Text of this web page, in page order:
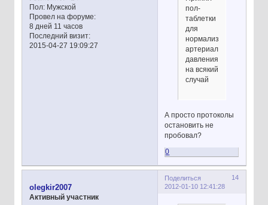
Пол:Мужской
Провел на форуме:
8 дней 11 часов
Последний визит:
2015-04-27 19:09:27
пол-
таблетки
для
нормализации
артериального
давления,
на всякий
случай
А просто протоколы
остановить не
пробовал?
0
Поделиться
14
2012-01-10 12:41:28
olegkir2007
Активный участник